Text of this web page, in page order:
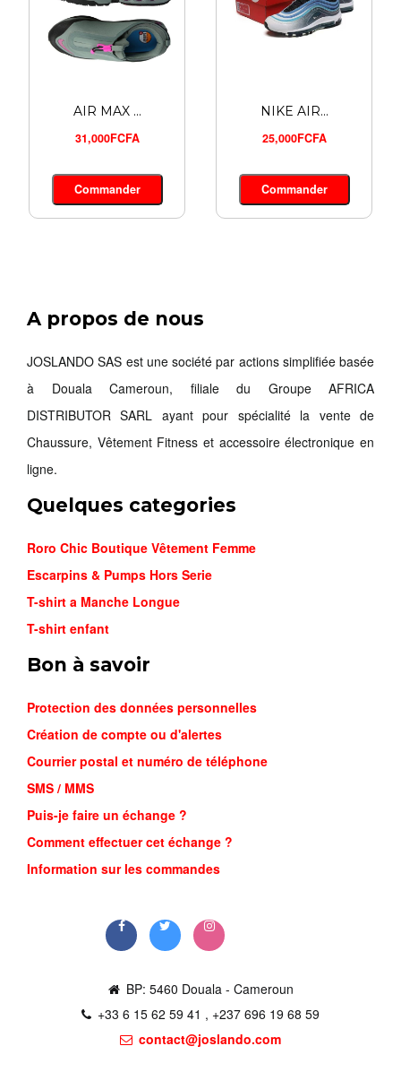
26,000FCFA
Commander
NIKE MIN...
26,000FCFA
AIR MAX ...
31,000FCFA
Commander
NIKE AIR...
25,000FCFA
Commander
A propos de nous
JOSLANDO SAS est une société par actions simplifiée basée
à Douala Cameroun, filiale du Groupe AFRICA
DISTRIBUTOR SARL ayant pour spécialité la vente de
Chaussure, Vêtement Fitness et accessoire électronique en
ligne.
Quelques categories
Roro Chic Boutique Vêtement Femme
Escarpins & Pumps Hors Serie
T-shirt a Manche Longue
T-shirt enfant
Bon à savoir
Protection des données personnelles
Création de compte ou d'alertes
Courrier postal et numéro de téléphone
SMS / MMS
Puis-je faire un échange ?
Comment effectuer cet échange ?
Information sur les commandes
BP: 5460 Douala - Cameroun
+33 6 15 62 59 41 , +237 696 19 68 59
contact@joslando.com